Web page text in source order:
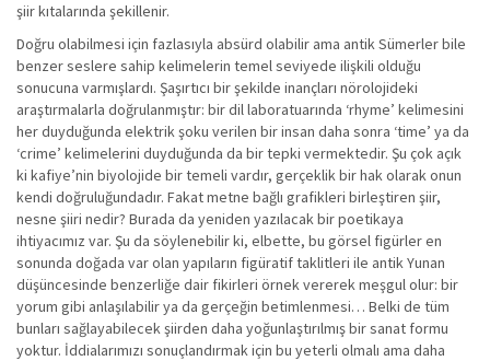
şiir kıtalarında şekillenir.
Doğru olabilmesi için fazlasıyla absürd olabilir ama antik Sümerler bile
benzer seslere sahip kelimelerin temel seviyede ilişkili olduğu
sonucuna varmışlardı. Şaşırtıcı bir şekilde inançları nörolojideki
araştırmalarla doğrulanmıştır: bir dil laboratuarında ‘rhyme’ kelimesini
her duyduğunda elektrik şoku verilen bir insan daha sonra ‘time’ ya da
‘crime’ kelimelerini duyduğunda da bir tepki vermektedir. Şu çok açık
ki kafiye’nin biyolojide bir temeli vardır, gerçeklik bir hak olarak onun
kendi doğruluğundadır. Fakat metne bağlı grafikleri birleştiren şiir,
nesne şiiri nedir? Burada da yeniden yazılacak bir poetikaya
ihtiyacımız var. Şu da söylenebilir ki, elbette, bu görsel figürler en
sonunda doğada var olan yapıların figüratif taklitleri ile antik Yunan
düşüncesinde benzerliğe dair fikirleri örnek vererek meşgul olur: bir
yorum gibi anlaşılabilir ya da gerçeğin betimlenmesi… Belki de tüm
bunları sağlayabilecek şiirden daha yoğunlaştırılmış bir sanat formu
yoktur. İddialarımızı sonuçlandırmak için bu yeterli olmalı ama daha